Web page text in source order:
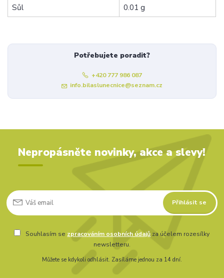
Sůl
0.01 g
Potřebujete poradit?
+420 777 986 087
info.bilaslunecnice@seznam.cz
Nepropásněte novinky, akce a slevy!
Přihlásit se
Souhlasím se zpracováním osobních údajů za účelem rozesílky
newsletteru.
Můžete se kdykoli odhlásit. Zasíláme jednou za 14 dní.